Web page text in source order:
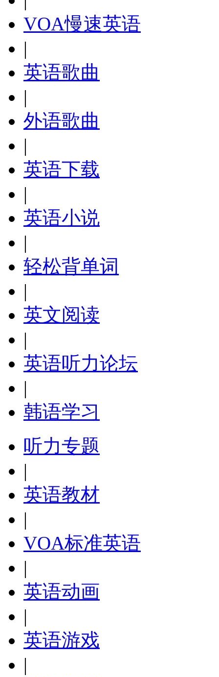
VOA慢速英语
|
英语歌曲
|
外语歌曲
|
英语下载
|
英语小说
|
轻松背单词
|
英文阅读
|
英语听力论坛
|
韩语学习
听力专题
|
英语教材
|
VOA标准英语
|
英语动画
|
英语游戏
|